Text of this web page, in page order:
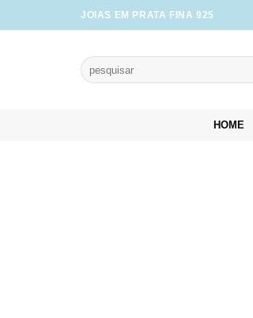
to
JOIAS EM PRATA FINA 925
Pesquisar
por:
HOME